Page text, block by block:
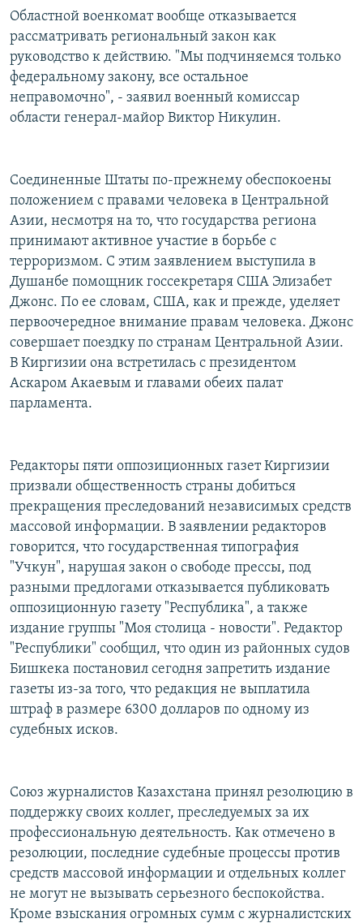
Областной военкомат вообще отказывается
рассматривать региональный закон как
руководство к действию. "Мы подчиняемся только
федеральному закону, все остальное
неправомочно", - заявил военный комиссар
области генерал-майор Виктор Никулин.
Соединенные Штаты по-прежнему обеспокоены
положением с правами человека в Центральной
Азии, несмотря на то, что государства региона
принимают активное участие в борьбе с
терроризмом. С этим заявлением выступила в
Душанбе помощник госсекретаря США Элизабет
Джонс. По ее словам, США, как и прежде, уделяет
первоочередное внимание правам человека. Джонс
совершает поездку по странам Центральной Азии.
В Киргизии она встретилась с президентом
Аскаром Акаевым и главами обеих палат
парламента.
Редакторы пяти оппозиционных газет Киргизии
призвали общественность страны добиться
прекращения преследований независимых средств
массовой информации. В заявлении редакторов
говорится, что государственная типография
"Учкун", нарушая закон о свободе прессы, под
разными предлогами отказывается публиковать
оппозиционную газету "Республика", а также
издание группы "Моя столица - новости". Редактор
"Республики" сообщил, что один из районных судов
Бишкека постановил сегодня запретить издание
газеты из-за того, что редакция не выплатила
штраф в размере 6300 долларов по одному из
судебных исков.
Союз журналистов Казахстана принял резолюцию в
поддержку своих коллег, преследуемых за их
профессиональную деятельность. Как отмечено в
резолюции, последние судебные процессы против
средств массовой информации и отдельных коллег
не могут не вызывать серьезного беспокойства.
Кроме взыскания огромных сумм с журналистских